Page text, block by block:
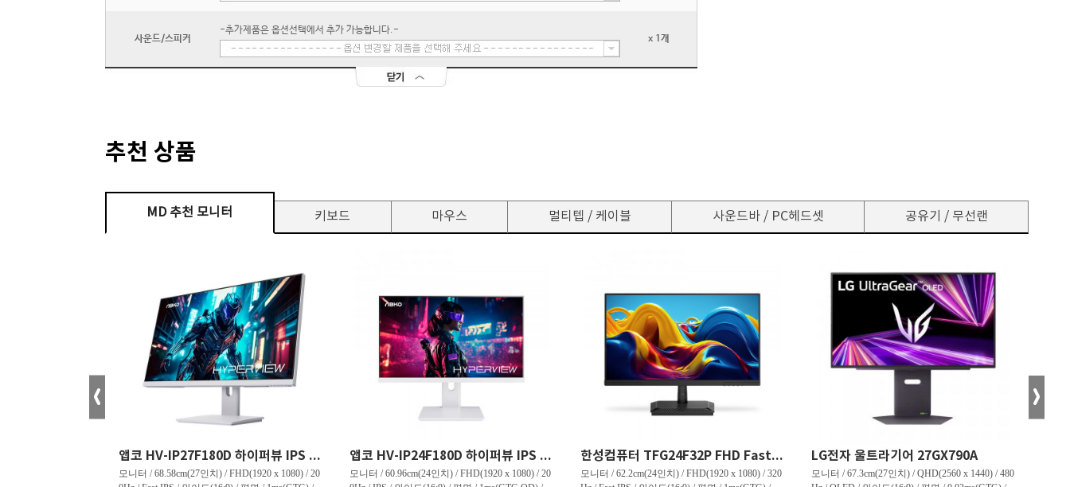
사운드/스피커
-추가제품은 옵션선택에서 추가 가능합니다.-
x 1개
추천 상품
MD 추천 모니터 키보드 마우스 멀티텝 / 케이블 사운드바 / PC헤드셋 공유기 / 무선랜
앱코 HV-IP27F180D 하이퍼뷰 IPS FHD 200 HDR 무결점
모니터 / 68.58cm(27인치) / FHD(1920 x 1080) / 20
앱코 HV-IP24F180D 하이퍼뷰 IPS FHD 180 HDR 무결점
모니터 / 60.96cm(24인치) / FHD(1920 x 1080) / 20
한성컴퓨터 TFG24F32P FHD Fast IPS 리얼 320 게이밍 무결점
모니터 / 62.2cm(24인치) / FHD(1920 x 1080) / 320
LG전자 울트라기어 27GX790A
모니터 / 67.3cm(27인치) / QHD(2560 x 1440) / 480